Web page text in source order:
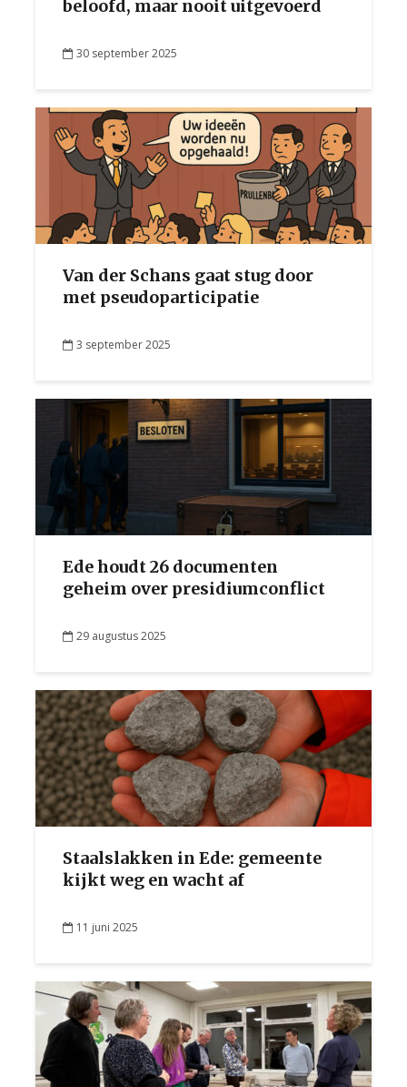
beloofd, maar nooit uitgevoerd
30 september 2025
Van der Schans gaat stug door
met pseudoparticipatie
3 september 2025
Ede houdt 26 documenten
geheim over presidiumconflict
29 augustus 2025
Staalslakken in Ede: gemeente
kijkt weg en wacht af
11 juni 2025